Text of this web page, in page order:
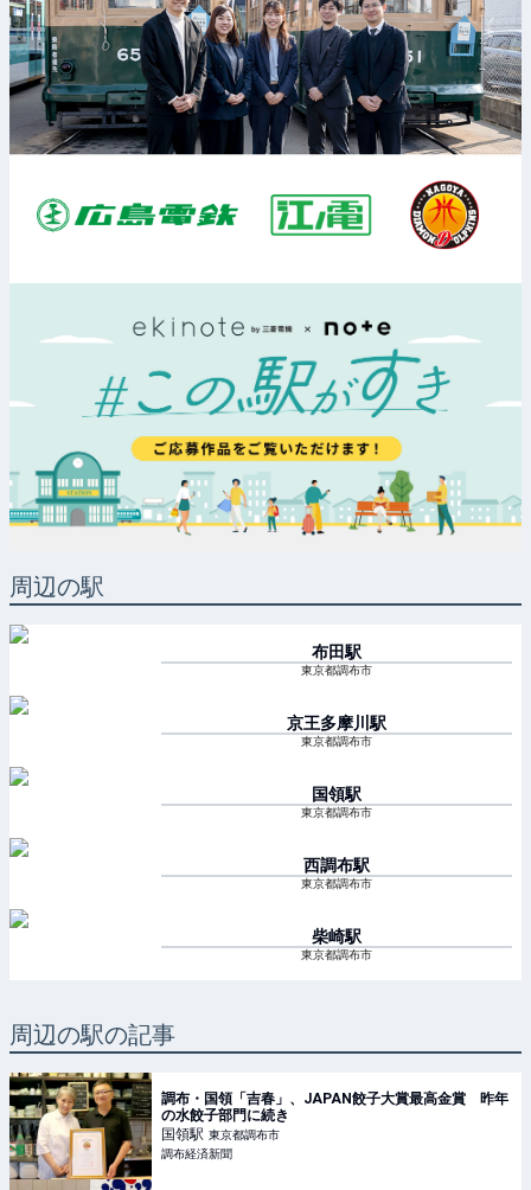
周辺の駅
布田駅
東京都調布市
京王多摩川 駅
東京都調布市
国領駅
東京都調布市
西調布駅
東京都調布市
柴崎駅
東京都調布市
周辺の駅の記事
調布・国領「吉春」、JAPAN餃子大賞最高金賞 昨年
の水餃子部門に続き
国領駅 東京都調布市
調布経済新聞